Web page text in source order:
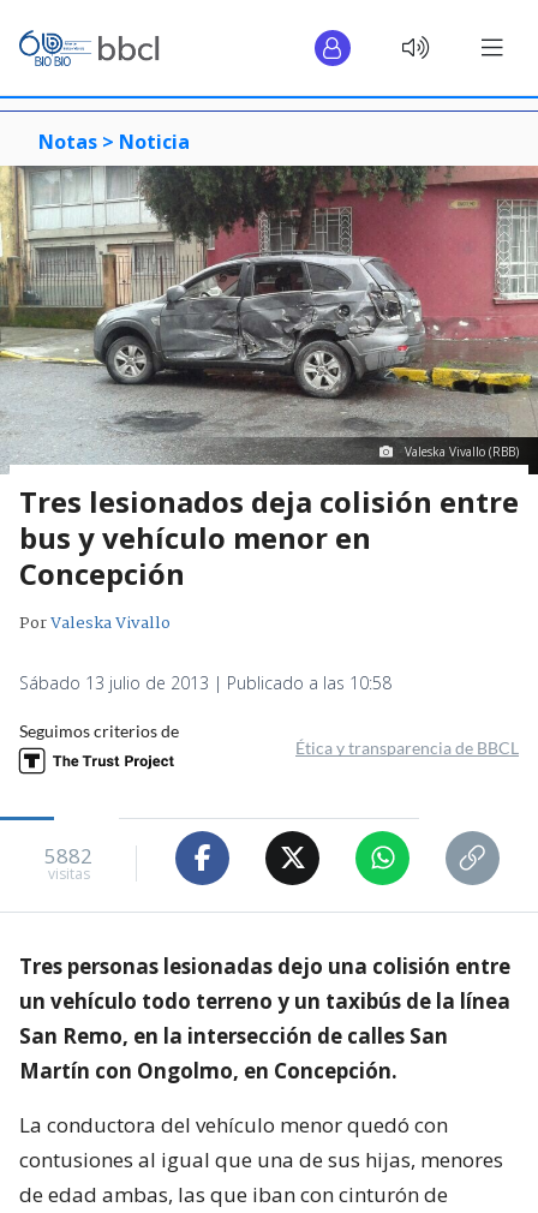
Notas > Noticia
Valeska Vivallo (RBB)
Tres lesionados deja colisión entre
bus y vehículo menor en
Concepción
PorValeska Vivallo
Sábado 13 julio de 2013 | Publicado a las 10:58
Seguimos criterios de
Ética y transparencia de BBCL
5882
visitas
Tres personas lesionadas dejo una colisión entre
un vehículo todo terreno y un taxibús de la línea
San Remo, en la intersección de calles San
Martín con Ongolmo, en Concepción.
La conductora del vehículo menor quedó con
contusiones al igual que una de sus hijas, menores
de edad ambas, las que iban con cinturón de